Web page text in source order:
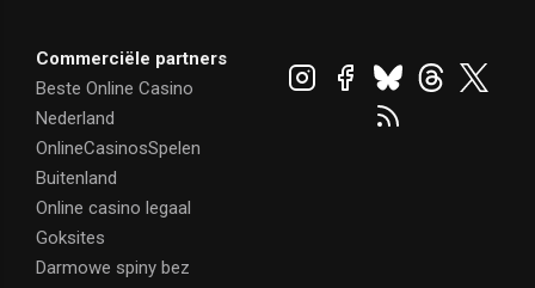
Commerciële partners
Beste Online Casino
Nederland
OnlineCasinosSpelen
Buitenland
Online casino legaal
Goksites
Darmowe spiny bez